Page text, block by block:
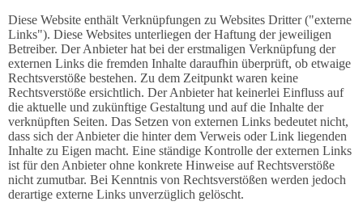
Diese Website enthält Verknüpfungen zu Websites Dritter ("externe
Links"). Diese Websites unterliegen der Haftung der jeweiligen
Betreiber. Der Anbieter hat bei der erstmaligen Verknüpfung der
externen Links die fremden Inhalte daraufhin überprüft, ob etwaige
Rechtsverstöße bestehen. Zu dem Zeitpunkt waren keine
Rechtsverstöße ersichtlich. Der Anbieter hat keinerlei Einfluss auf
die aktuelle und zukünftige Gestaltung und auf die Inhalte der
verknüpften Seiten. Das Setzen von externen Links bedeutet nicht,
dass sich der Anbieter die hinter dem Verweis oder Link liegenden
Inhalte zu Eigen macht. Eine ständige Kontrolle der externen Links
ist für den Anbieter ohne konkrete Hinweise auf Rechtsverstöße
nicht zumutbar. Bei Kenntnis von Rechtsverstößen werden jedoch
derartige externe Links unverzüglich gelöscht.